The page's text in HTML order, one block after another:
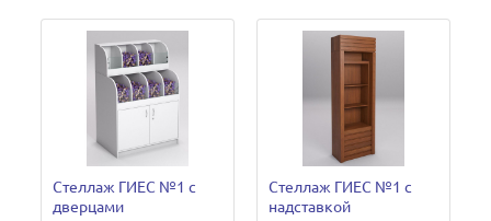
Стеллаж ГИЕС №1 с
дверцами
Стеллаж ГИЕС №1 с
надставкой